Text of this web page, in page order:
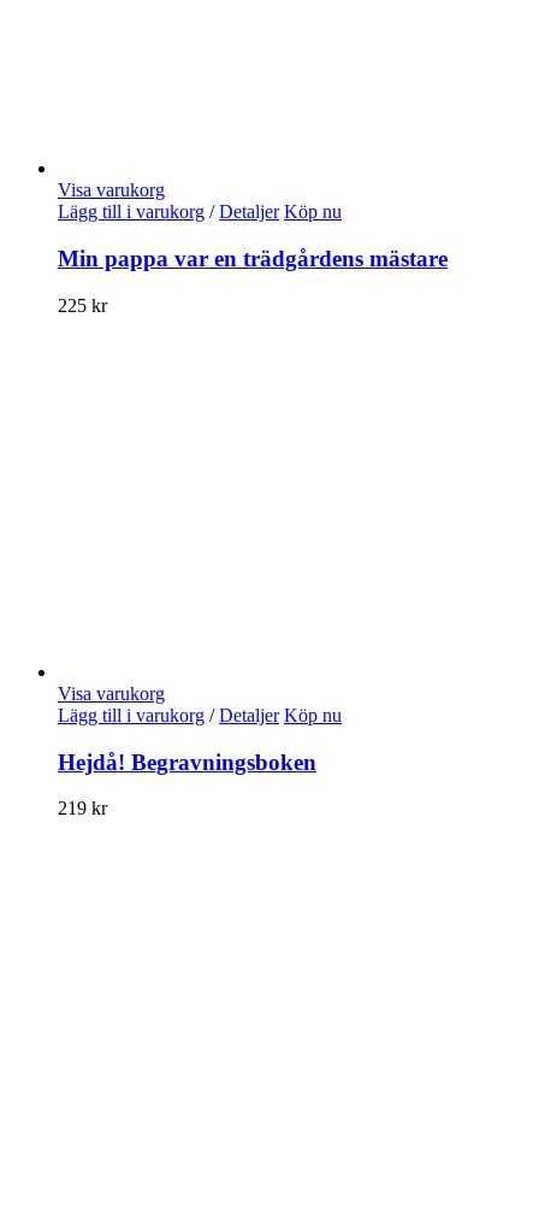
Visa varukorg
Lägg till i varukorg / Detaljer Köp nu
Min pappa var en trädgårdens mästare
225 kr
Visa varukorg
Lägg till i varukorg / Detaljer Köp nu
Hejdå! Begravningsboken
219 kr